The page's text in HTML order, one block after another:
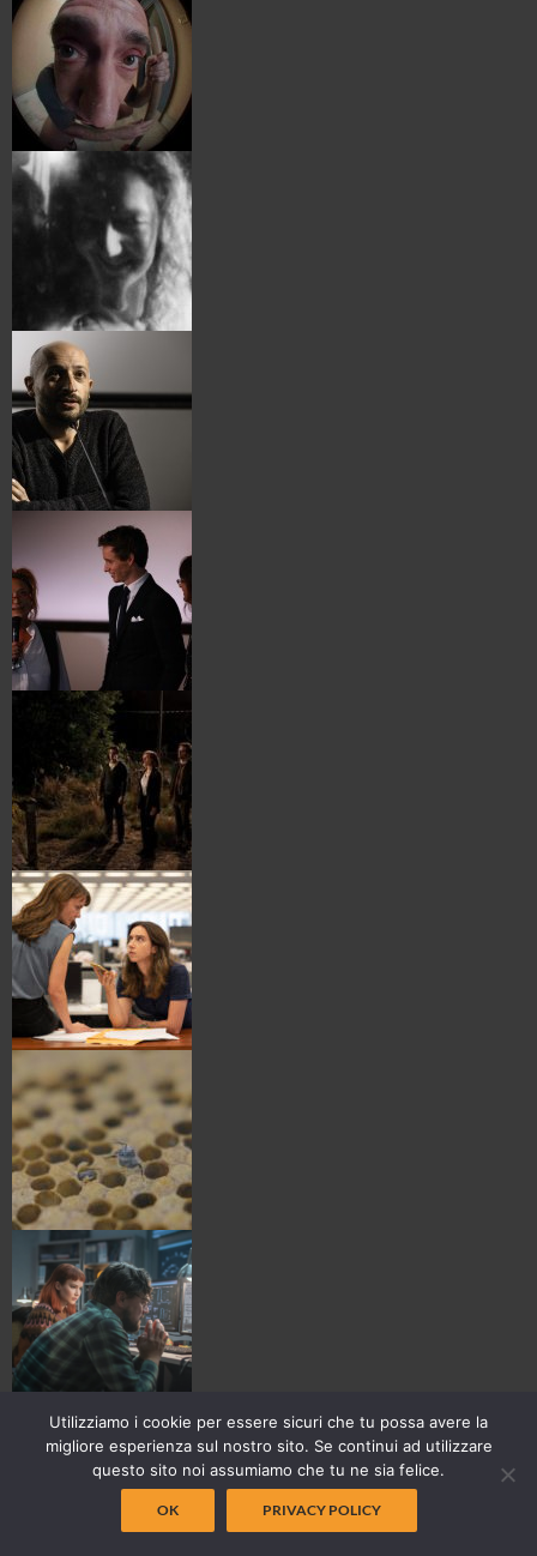
Utilizziamo i cookie per essere sicuri che tu possa avere la
migliore esperienza sul nostro sito. Se continui ad utilizzare
questo sito noi assumiamo che tu ne sia felice.
OK PRIVACY POLICY